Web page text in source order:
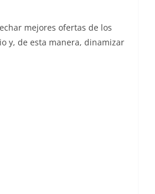
mejores ofertas de los
y, de esta manera, dinamizar